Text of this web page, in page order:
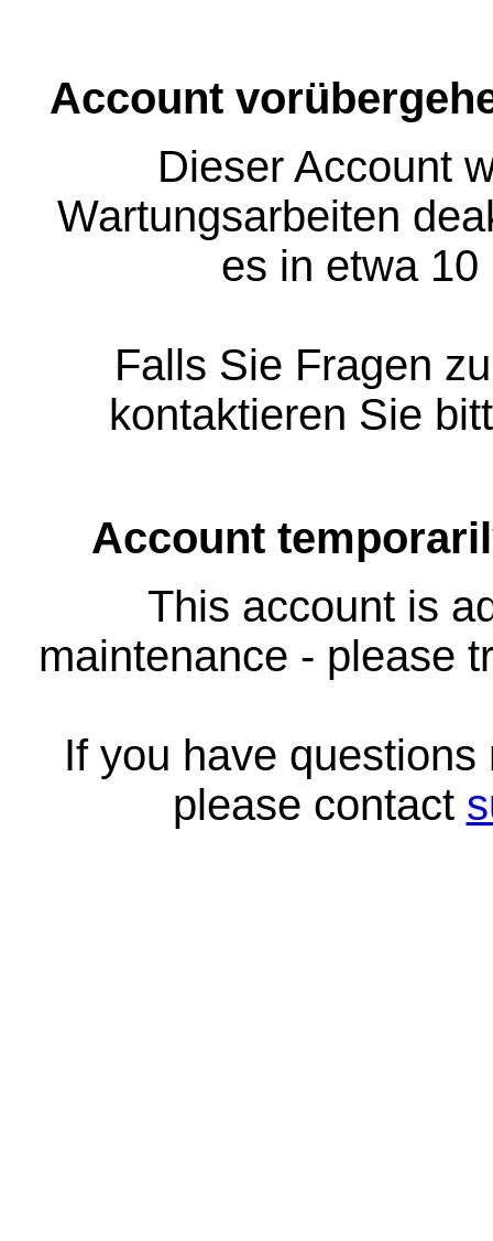
Account
Dieser Account
Wartungsarbeiten
es in etwa
Falls Sie Fragen
kontaktieren Sie
Account
This account is
maintenance - please
If you have
please contact